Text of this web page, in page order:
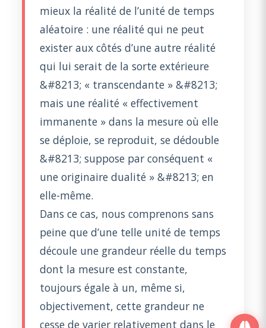
mieux la réalité de l’unité de temps
aléatoire : une réalité qui ne peut
exister aux côtés d’une autre réalité
qui lui serait de la sorte extérieure
&#8213; « transcendante » &#8213;
mais une réalité « effectivement
immanente » dans la mesure où elle
se déploie, se reproduit, se dédouble
&#8213; suppose par conséquent «
une originaire dualité » &#8213; en
elle-même.
Dans ce cas, nous comprenons sans
peine que d’une telle unité de temps
découle une grandeur réelle du temps
dont la mesure est constante,
toujours égale à un, même si,
objectivement, cette grandeur ne
cesse de varier relativement dans le